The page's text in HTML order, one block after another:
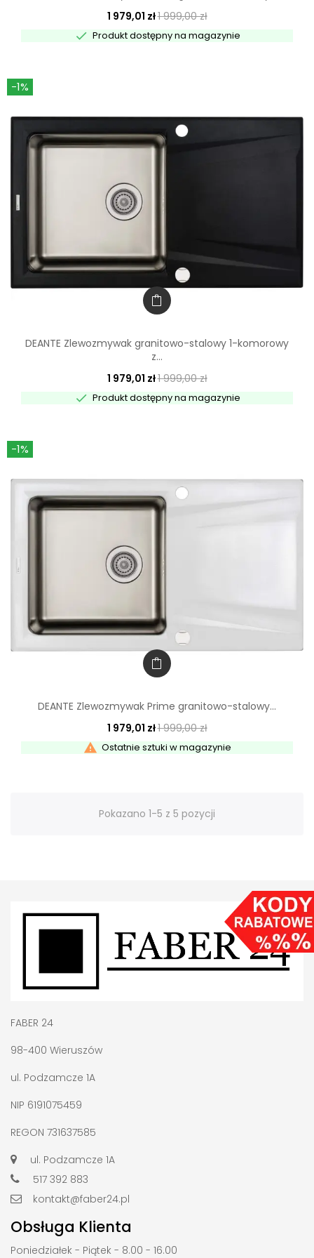
1 979,01 zł1 999,00 zł
 Produkt dostępny na magazynie
-1%
DEANTE Zlewozmywak granitowo-stalowy 1-komorowy
z...
1 979,01 zł1 999,00 zł
 Produkt dostępny na magazynie
-1%
DEANTE Zlewozmywak Prime granitowo-stalowy...
1 979,01 zł1 999,00 zł
 Ostatnie sztuki w magazynie
Pokazano 1-5 z 5 pozycji
FABER 24
98-400 Wieruszów
ul. Podzamcze 1A
NIP 6191075459
REGON 731637585
ul. Podzamcze 1A
517 392 883
kontakt@faber24.pl
Obsługa Klienta
Poniedziałek - Piątek - 8.00 - 16.00